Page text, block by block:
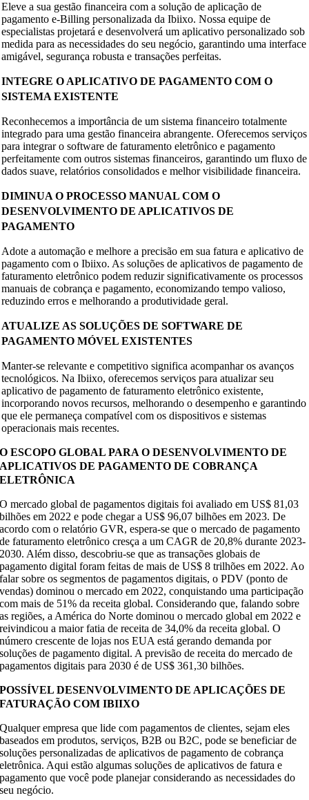
Eleve a sua gestão financeira com a solução de aplicação de
pagamento e-Billing personalizada da Ibiixo. Nossa equipe de
especialistas projetará e desenvolverá um aplicativo personalizado sob
medida para as necessidades do seu negócio, garantindo uma interface
amigável, segurança robusta e transações perfeitas.
INTEGRE O APLICATIVO DE PAGAMENTO COM O
SISTEMA EXISTENTE
Reconhecemos a importância de um sistema financeiro totalmente
integrado para uma gestão financeira abrangente. Oferecemos serviços
para integrar o software de faturamento eletrônico e pagamento
perfeitamente com outros sistemas financeiros, garantindo um fluxo de
dados suave, relatórios consolidados e melhor visibilidade financeira.
DIMINUA O PROCESSO MANUAL COM O
DESENVOLVIMENTO DE APLICATIVOS DE
PAGAMENTO
Adote a automação e melhore a precisão em sua fatura e aplicativo de
pagamento com o Ibiixo. As soluções de aplicativos de pagamento de
faturamento eletrônico podem reduzir significativamente os processos
manuais de cobrança e pagamento, economizando tempo valioso,
reduzindo erros e melhorando a produtividade geral.
ATUALIZE AS SOLUÇÕES DE SOFTWARE DE
PAGAMENTO MÓVEL EXISTENTES
Manter-se relevante e competitivo significa acompanhar os avanços
tecnológicos. Na Ibiixo, oferecemos serviços para atualizar seu
aplicativo de pagamento de faturamento eletrônico existente,
incorporando novos recursos, melhorando o desempenho e garantindo
que ele permaneça compatível com os dispositivos e sistemas
operacionais mais recentes.
O ESCOPO GLOBAL PARA O DESENVOLVIMENTO DE
APLICATIVOS DE PAGAMENTO DE COBRANÇA
ELETRÔNICA
O mercado global de pagamentos digitais foi avaliado em US$ 81,03
bilhões em 2022 e pode chegar a US$ 96,07 bilhões em 2023. De
acordo com o relatório GVR, espera-se que o mercado de pagamento
de faturamento eletrônico cresça a um CAGR de 20,8% durante 2023-
2030. Além disso, descobriu-se que as transações globais de
pagamento digital foram feitas de mais de US$ 8 trilhões em 2022. Ao
falar sobre os segmentos de pagamentos digitais, o PDV (ponto de
vendas) dominou o mercado em 2022, conquistando uma participação
com mais de 51% da receita global. Considerando que, falando sobre
as regiões, a América do Norte dominou o mercado global em 2022 e
reivindicou a maior fatia de receita de 34,0% da receita global. O
número crescente de lojas nos EUA está gerando demanda por
soluções de pagamento digital. A previsão de receita do mercado de
pagamentos digitais para 2030 é de US$ 361,30 bilhões.
POSSÍVEL DESENVOLVIMENTO DE APLICAÇÕES DE
FATURAÇÃO COM IBIIXO
Qualquer empresa que lide com pagamentos de clientes, sejam eles
baseados em produtos, serviços, B2B ou B2C, pode se beneficiar de
soluções personalizadas de aplicativos de pagamento de cobrança
eletrônica. Aqui estão algumas soluções de aplicativos de fatura e
pagamento que você pode planejar considerando as necessidades do
seu negócio.